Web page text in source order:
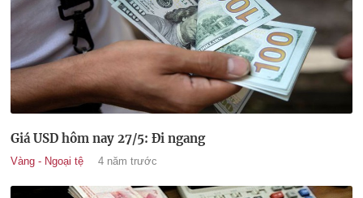
Giá USD hôm nay 27/5: Đi ngang
Vàng - Ngoại tệ 4 năm trước